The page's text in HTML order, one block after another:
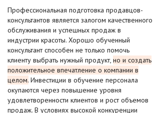
Профессиональная подготовка продавцов-
консультантов является залогом качественного
обслуживания и успешных продаж в
индустрии красоты. Хорошо обученный
консультант способен не только помочь
клиенту выбрать нужный продукт, но и создать
положительное впечатление о компании в
целом. Инвестиции в обучение персонала
окупаются через повышение уровня
удовлетворенности клиентов и рост объемов
продаж. В условиях высокой конкуренции